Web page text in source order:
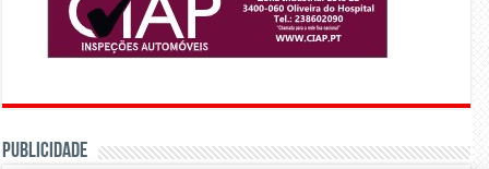
PUBLICIDADE